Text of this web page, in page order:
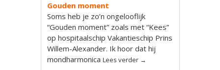
Gouden moment
Soms heb je zo’n ongelooflijk
“Gouden moment” zoals met “Kees”
op hospitaalschip Vakantieschip Prins
Willem-Alexander. Ik hoor dat hij
mondharmonicaLees verder →